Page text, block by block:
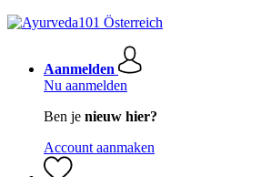
Aanmelden
Nu aanmelden
Ben je nieuw hier?
Account aanmaken